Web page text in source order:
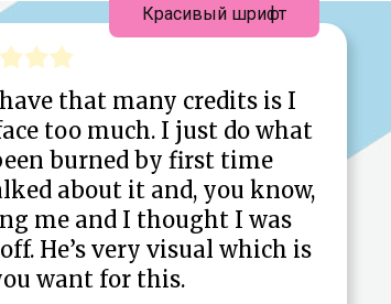
that many credits is I
too much. I just do what
burned by first time
about it and, you know,
me and I thought I was
He’s very visual which is
want for this.
Красивый шрифт